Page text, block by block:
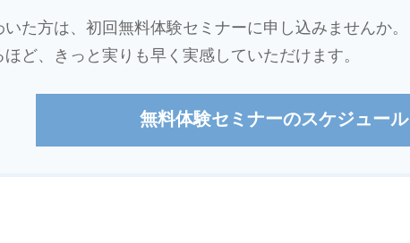
た方は、初回無料体験セミナーに申し込みませんか。
ど、きっと実りも早く実感していただけます。
無料体験セミナーのスケジュー